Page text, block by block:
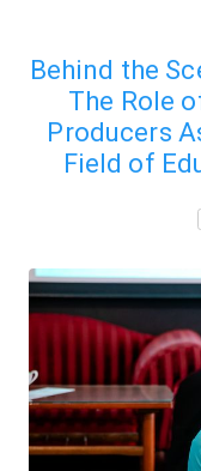
Behind the
The Role
Producers
Field of